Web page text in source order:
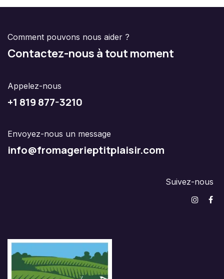
Comment pouvons nous aider ?
Contactez-nous à tout moment
Appelez-nous
+1 819 877-3210
Envoyez-nous un message
info@fromagerieptitplaisir.com
Suivez-nous